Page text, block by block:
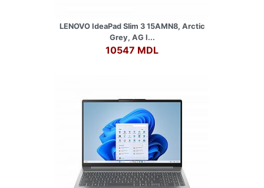
LENOVO IdeaPad Slim 3 15AMN8, Arctic
Grey, AG I...
10547 MDL